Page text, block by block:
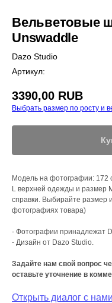
Вельветовые
Unswaddle
Dazo Studio
Артикул:
3390,00 RUB
Выбрать размер по росту и
Модель на фотографии: 172
L верхней одежды и размер
справки. Выбирайте размер
фотографиях товара)
- Фотографии принадлежат
- Дизайн от Dazo Studio.
Задайте нам свой вопрос
оставьте уточнение в
Открыть диалог с